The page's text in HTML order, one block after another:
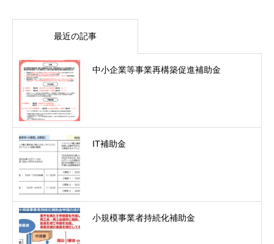
最近の記事
中小企業等事業再構築促進補助金
IT補助金
小規模事業者持続化補助金